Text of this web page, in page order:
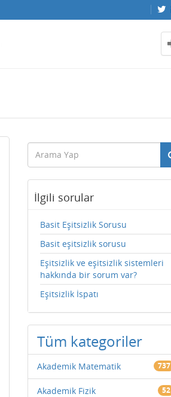
İlgili sorular
Basit Eşitsizlik Sorusu
Basit eşitsizlik sorusu
Eşitsizlik ve eşitsizlik sistemleri
hakkında bir sorum var?
Eşitsizlik İspatı
Tüm kategoriler
Akademik Matematik 737
Akademik Fizik 52